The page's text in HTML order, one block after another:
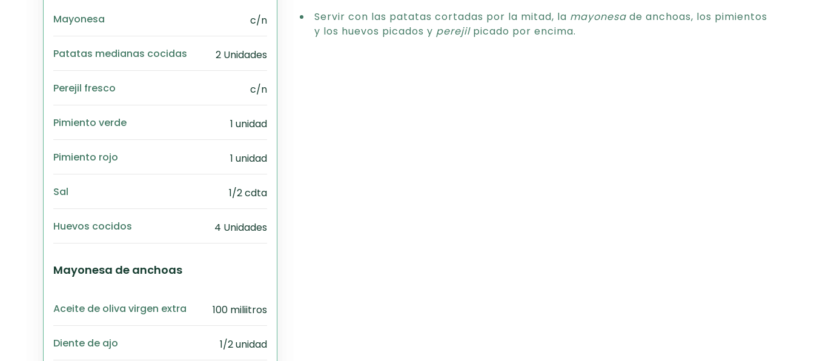
Mayonesa c/n
Patatas medianas cocidas 2 Unidades
Perejil fresco c/n
Pimiento verde 1 unidad
Pimiento rojo 1 unidad
Sal 1/2 cdta
Huevos cocidos 4 Unidades
Mayonesa de anchoas
Aceite de oliva virgen extra 100 miliitros
Diente de ajo 1/2 unidad
Servir con las patatas cortadas por la mitad, la mayonesa de anchoas, los pimientos
y los huevos picados y perejilpicado por encima.